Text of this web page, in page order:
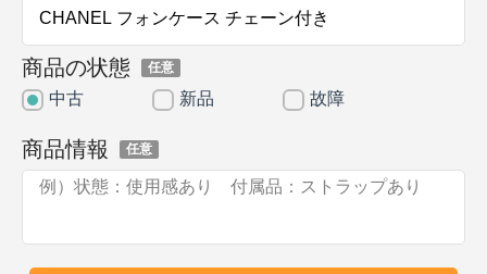
商品の状態 任意
中古 新品 故障
商品情報 任意